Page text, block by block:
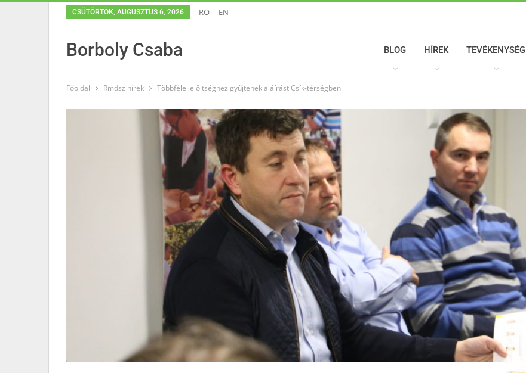
CSÜTÖRTÖK, AUGUSZTUS 6, 2026 RO EN
Borboly Csaba BLOG HÍREK TEVÉKENYSÉG
Főoldal Rmdsz hírek Többféle jelöltséghez gyűjtenek aláírást Csík-térségben